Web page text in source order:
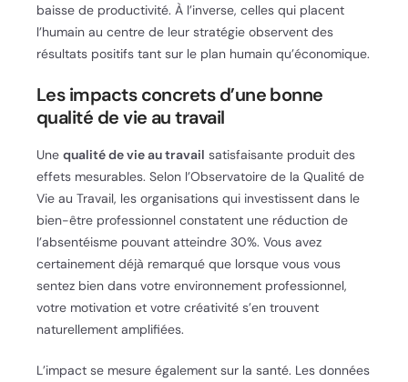
baisse de productivité. À l’inverse, celles qui placent
l’humain au centre de leur stratégie observent des
résultats positifs tant sur le plan humain qu’économique.
Les impacts concrets d’une bonne
qualité de vie au travail
Une qualité de vie au travail satisfaisante produit des
effets mesurables. Selon l’Observatoire de la Qualité de
Vie au Travail, les organisations qui investissent dans le
bien-être professionnel constatent une réduction de
l’absentéisme pouvant atteindre 30%. Vous avez
certainement déjà remarqué que lorsque vous vous
sentez bien dans votre environnement professionnel,
votre motivation et votre créativité s’en trouvent
naturellement amplifiées.
L’impact se mesure également sur la santé. Les données